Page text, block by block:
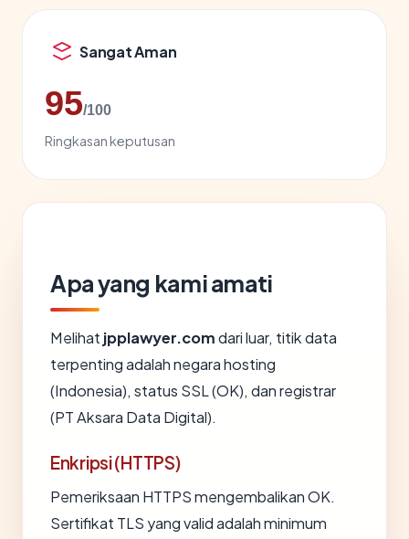
Sangat Aman
95/100
Ringkasan keputusan
Apa yang kami amati
Melihat jpplawyer.comdari luar, titik data
terpenting adalah negara hosting
(Indonesia), status SSL (OK), dan registrar
(PT Aksara Data Digital).
Enkripsi (HTTPS)
Pemeriksaan HTTPS mengembalikan OK.
Sertifikat TLS yang valid adalah minimum